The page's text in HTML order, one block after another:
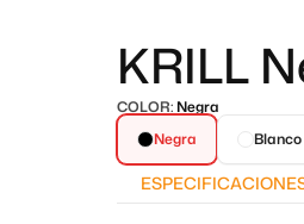
KRILL
COLOR:Negra
Negra
Blanco